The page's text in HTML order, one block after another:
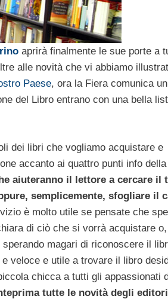
aprirà finalmente le sue porte a
alle novità che vi abbiamo
Paese, ora la Fiera comunica
del Libro entrano con una bella
dei libri che vogliamo acquistare e
accanto ai quattro punti info
aiuteranno il lettore a cercare il
semplicemente, sfogliare il
è molto utile se pensate che
di ciò che si vorrà acquistare
magari di riconoscere il
veloce e utile a trovare il libro
chicca a tutti gli appassionati
tutte le novità degli